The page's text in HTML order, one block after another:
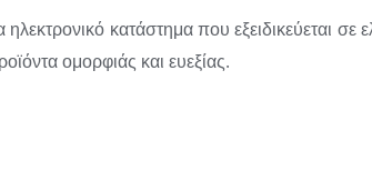
κατάστημα που εξειδικεύεται σε
ομορφιάς και ευεξίας.